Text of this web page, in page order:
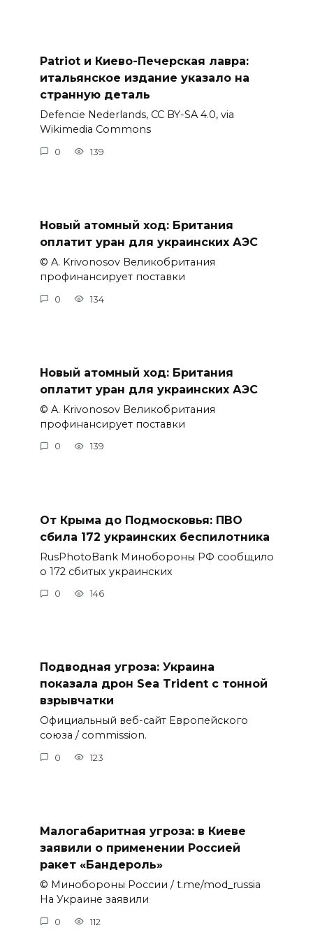
Patriot и Киево-Печерская лавра:
итальянское издание указало на
странную деталь
Defencie Nederlands, CC BY-SA 4.0, via
Wikimedia Commons
0 139
Новый атомный ход: Британия
оплатит уран для украинских АЭС
© A. Krivonosov Великобритания
профинансирует поставки
0 134
Новый атомный ход: Британия
оплатит уран для украинских АЭС
© A. Krivonosov Великобритания
профинансирует поставки
0 139
От Крыма до Подмосковья: ПВО
сбила 172 украинских беспилотника
RusPhotoBank Минобороны РФ сообщило
о 172 сбитых украинских
0 146
Подводная угроза: Украина
показала дрон Sea Trident с тонной
взрывчатки
Официальный веб-сайт Европейского
союза / commission.
0 123
Малогабаритная угроза: в Киеве
заявили о применении Россией
ракет «Бандероль»
© Минобороны России / t.me/mod_russia
На Украине заявили
0 112